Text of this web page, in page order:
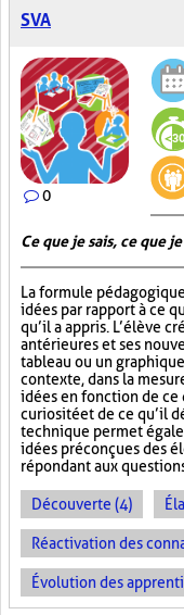
SVA
0
Ce que je sais, ce que
La formule pédagogique
idées par rapport à ce
qu’il a appris. L’élève
antérieures et ses
tableau ou un graphique
contexte, dans la
idées en fonction de ce
curiosité et de ce qu’il
technique permet
idées préconçues des
répondant aux
Découverte (4)
Réactivation des
Évolution des